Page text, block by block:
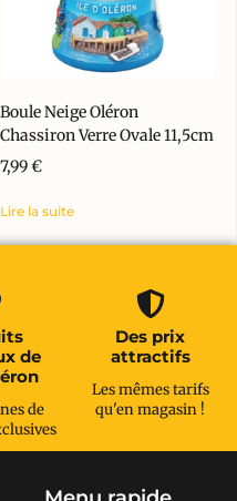
Boule Neige Oléron
Chassiron Verre Ovale 11,5cm
7,99€
Lire la suite
de
de
Des prix
attractifs
Les mêmes tarifs
qu'en magasin !